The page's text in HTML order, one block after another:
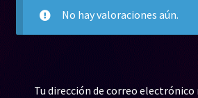
No hay valoraciones aún.
Tu dirección de correo electrónico